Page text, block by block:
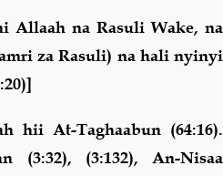
Allaah na Rasuli Wake, na
za Rasuli) na hali nyinyi
hii At-Taghaabun (64:16).
(3:32), (3:132), An-Nisaa